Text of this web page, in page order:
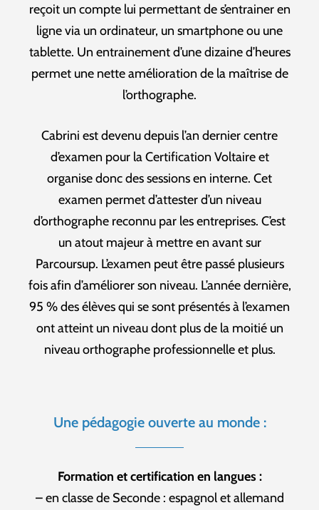
reçoit un compte lui permettant de s’entrainer en
ligne via un ordinateur, un smartphone ou une
tablette. Un entrainement d’une dizaine d’heures
permet une nette amélioration de la maîtrise de
l’orthographe.
Cabrini est devenu depuis l’an dernier centre
d’examen pour la Certification Voltaire et
organise donc des sessions en interne. Cet
examen permet d’attester d’un niveau
d’orthographe reconnu par les entreprises. C’est
un atout majeur à mettre en avant sur
Parcoursup. L’examen peut être passé plusieurs
fois afin d’améliorer son niveau. L’année dernière,
95 % des élèves qui se sont présentés à l’examen
ont atteint un niveau dont plus de la moitié un
niveau orthographe professionnelle et plus.
Une pédagogie ouverte au monde :
Formation et certification en langues :
– en classe de Seconde : espagnol et allemand